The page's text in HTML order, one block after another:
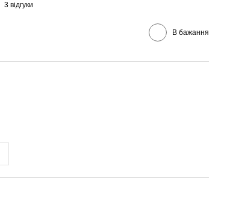
3 відгуки
В бажання